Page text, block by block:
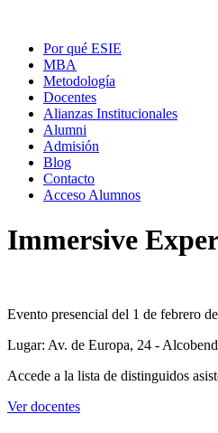
Por qué ESIE
MBA
Metodología
Docentes
Alianzas Institucionales
Alumni
Admisión
Blog
Contacto
Acceso Alumnos
Immersive
Evento presencial del 1 de febrero
Lugar: Av. de Europa, 24 -
Accede a la lista de distinguidos
Ver docentes